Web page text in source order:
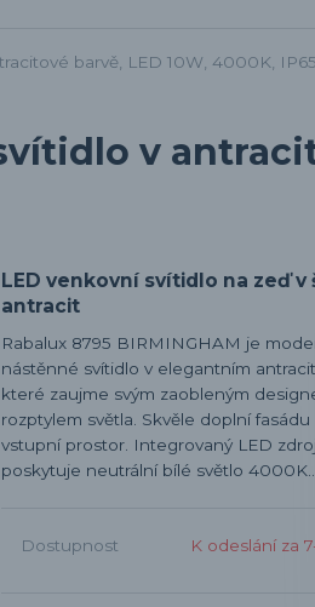
barvě, LED 10W, 4000K, IP65
v
LED venkovní svítidlo na zeď v
antracit
Rabalux 8795 BIRMINGHAM je
nástěnné svítidlo v elegantním
které zaujme svým zaobleným
rozptylem světla. Skvěle doplní
vstupní prostor. Integrovaný LED
poskytuje neutrální bílé světlo 4000K...
Dostupnost K odeslání za